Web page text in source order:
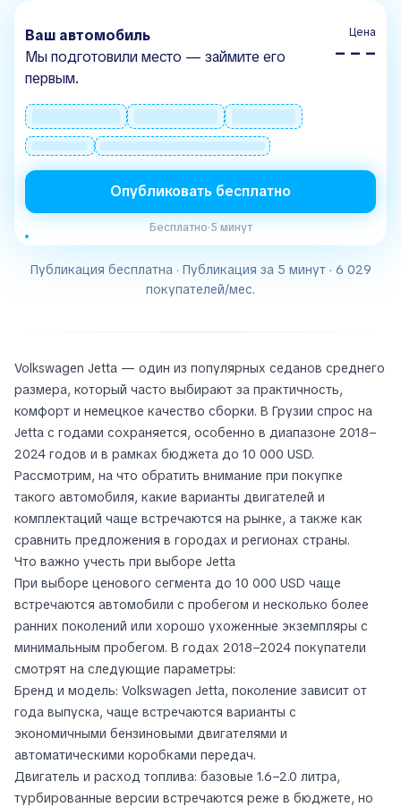
Ваш автомобиль
Мы подготовили место — займите его
первым.
Цена
– – –
Опубликовать бесплатно
Бесплатно·5 минут
Публикация бесплатна · Публикация за 5 минут · 6 029
покупателей/мес.
Volkswagen Jetta — один из популярных седанов среднего
размера, который часто выбирают за практичность,
комфорт и немецкое качество сборки. В Грузии спрос на
Jetta с годами сохраняется, особенно в диапазоне 2018–
2024 годов и в рамках бюджета до 10 000 USD.
Рассмотрим, на что обратить внимание при покупке
такого автомобиля, какие варианты двигателей и
комплектаций чаще встречаются на рынке, а также как
сравнить предложения в городах и регионах страны.
Что важно учесть при выборе Jetta
При выборе ценового сегмента до 10 000 USD чаще
встречаются автомобили с пробегом и несколько более
ранних поколений или хорошо ухоженные экземпляры с
минимальным пробегом. В годах 2018–2024 покупатели
смотрят на следующие параметры:
Бренд и модель: Volkswagen Jetta, поколение зависит от
года выпуска, чаще встречаются варианты с
экономичными бензиновыми двигателями и
автоматическими коробками передач.
Двигатель и расход топлива: базовые 1.6–2.0 литра,
турбированные версии встречаются реже в бюджете, но